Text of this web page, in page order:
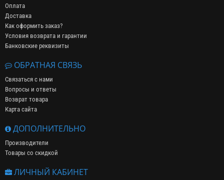
Оплата
Доставка
Как оформить заказ?
Условия возврата и гарантии
Банковские реквизиты
ОБРАТНАЯ СВЯЗЬ
Связаться с нами
Вопросы и ответы
Возврат товара
Карта сайта
ДОПОЛНИТЕЛЬНО
Производители
Товары со скидкой
ЛИЧНЫЙ КАБИНЕТ